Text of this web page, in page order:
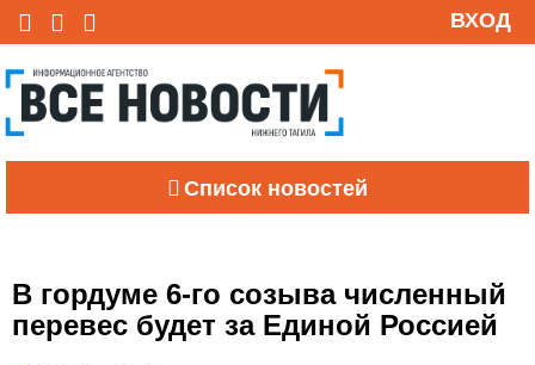
ВХОД
Список новостей
В гордуме 6-го созыва численный
перевес будет за Единой Россией